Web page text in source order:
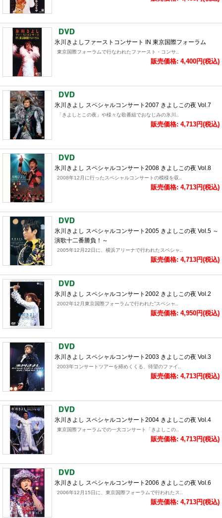
氷川きよしファーストコンサート IN 東京国際フォーラム
東京国際フォーラムで行なわれたファースト・コンサ..
販売価格: 4,400円(税込)
氷川きよし スペシャルコンサート2007 きよしこの夜 Vol.7
「きよしとこの夜」や様々な歌番組でおなじみの氷川..
販売価格: 4,713円(税込)
氷川きよし スペシャルコンサート2008 きよしこの夜 Vol.8
2008年12月に行ったスペシャルコンサートの模様を収..
販売価格: 4,713円(税込)
氷川きよし スペシャルコンサート2005 きよしこの夜 Vol.5 ～
演歌十二番勝負！～
2005年12月22日に、横浜アリーナで行われたスペシャ..
販売価格: 4,713円(税込)
氷川きよし スペシャルコンサート2002 きよしこの夜 Vol.2
2002年12月東京国際フォーラムで行われた”スペシャ..
販売価格: 4,950円(税込)
氷川きよし スペシャルコンサート2003 きよしこの夜 Vol.3
2003年コンサートツアーを締めくくる、待望のファイ..
販売価格: 4,713円(税込)
氷川きよし スペシャルコンサート2004 きよしこの夜 Vol.4
東京国際フォーラムでの一大コンサート「きよしこの..
販売価格: 4,713円(税込)
氷川きよし スペシャルコンサート2006 きよしこの夜 Vol.6
2006年12月15日に、東京国際フォーラムで行われたス..
販売価格: 4,713円(税込)